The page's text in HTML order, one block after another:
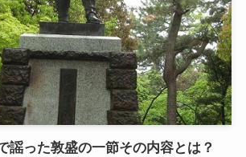
謡った敦盛の一節その内容とは？